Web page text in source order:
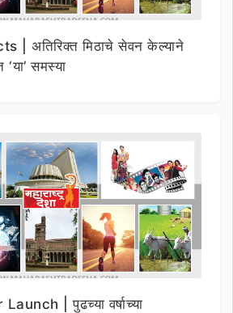
| अतिरिक्त मिठाचे सेवन केल्याने
समस्या
| पुढच्या वर्षाच्या